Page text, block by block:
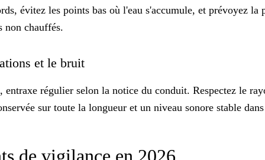
évitez les points bas où l'eau s'accumule, et prévoyez
non chauffés.
et le bruit
régulier selon la notice du conduit. Respectez le
sur toute la longueur et un niveau sonore stable